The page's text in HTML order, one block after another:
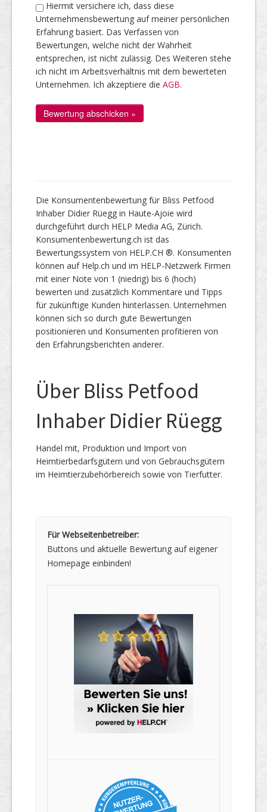
Hiermit versichere ich, dass diese
Unternehmensbewertung auf meiner persönlichen
Erfahrung basiert. Das Verfassen von
Bewertungen, welche nicht der Wahrheit
entsprechen, ist nicht zulässig. Des Weiteren stehe
ich nicht im Arbeitsverhältnis mit dem bewerteten
Unternehmen. Ich akzeptiere die AGB.
Die Konsumentenbewertung für Bliss Petfood
Inhaber Didier Rüegg in Haute-Ajoie wird
durchgeführt durch HELP Media AG, Zürich.
Konsumentenbewertung.ch ist das
Bewertungssystem von HELP.CH ®. Konsumenten
können auf Help.ch und im HELP-Netzwerk Firmen
mit einer Note von 1 (niedrig) bis 6 (hoch)
bewerten und zusätzlich Kommentare und Tipps
für zukünftige Kunden hinterlassen. Unternehmen
können sich so durch gute Bewertungen
positionieren und Konsumenten profitieren von
den Erfahrungsberichten anderer.
Über Bliss Petfood
Inhaber Didier Rüegg
Handel mit, Produktion und Import von
Heimtierbedarfsgütern und von Gebrauchsgütern
im Heimtierzubehörbereich sowie von Tierfutter.
Für Webseitenbetreiber:
Buttons und aktuelle Bewertung auf eigener
Homepage einbinden!